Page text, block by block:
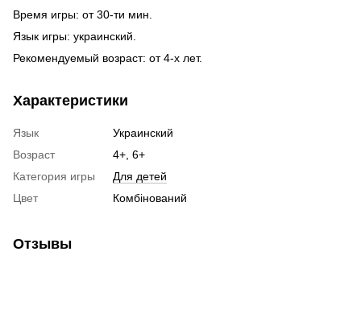
Время игры: от 30-ти мин.
Язык игры: украинский.
Рекомендуемый возраст: от 4-х лет.
Характеристики
Язык
Украинский
Возраст
4+, 6+
Категория игры
Для детей
Цвет
Комбінований
Отзывы